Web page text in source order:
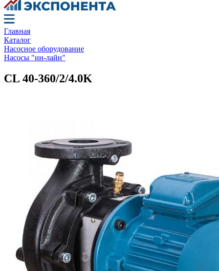
Главная
Каталог
Насосное оборудование
Насосы "ин-лайн"
CL 40-360/2/4.0K